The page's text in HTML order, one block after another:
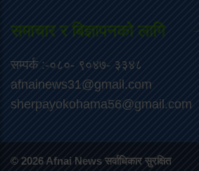
समाचार र बिज्ञापनको लागि
सम्पर्क :-०८०- ९०४७- ३३४८
afnainews31@gmail.com
sherpayokohama56@gmail.com
© 2026 Afnai News सर्वाधिकार सुरक्षित